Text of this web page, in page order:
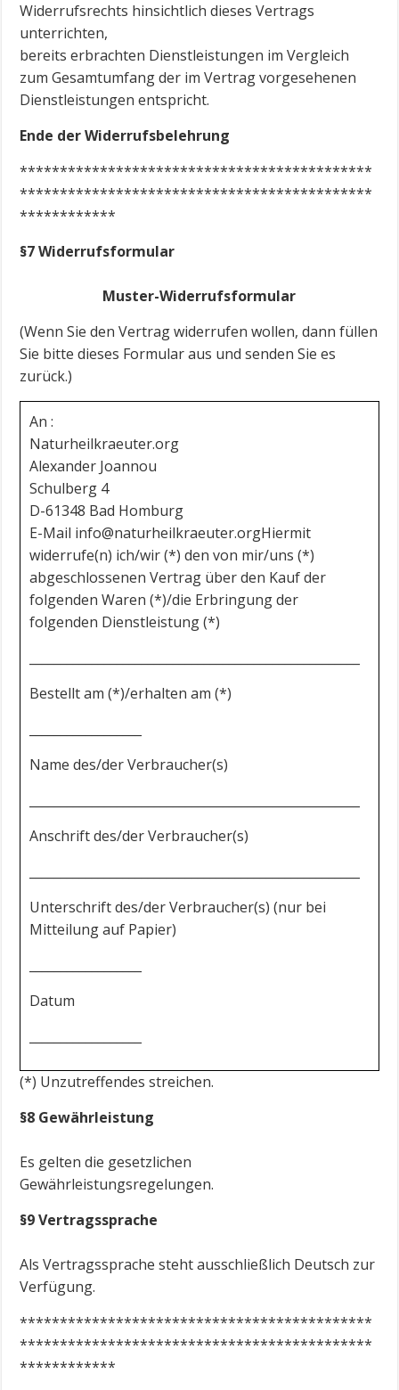
Widerrufsrechts hinsichtlich dieses Vertrags
unterrichten,
bereits erbrachten Dienstleistungen im Vergleich
zum Gesamtumfang der im Vertrag vorgesehenen
Dienstleistungen entspricht.
Ende der Widerrufsbelehrung
********************************************
********************************************
************
§7 Widerrufsformular
Muster-Widerrufsformular
(Wenn Sie den Vertrag widerrufen wollen, dann füllen
Sie bitte dieses Formular aus und senden Sie es
zurück.)
An :
Naturheilkraeuter.org
Alexander Joannou
Schulberg 4
D-61348 Bad Homburg
E-Mail info@naturheilkraeuter.orgHiermit
widerrufe(n) ich/wir (*) den von mir/uns (*)
abgeschlossenen Vertrag über den Kauf der
folgenden Waren (*)/die Erbringung der
folgenden Dienstleistung (*)
Bestellt am (*)/erhalten am (*)
Name des/der Verbraucher(s)
Anschrift des/der Verbraucher(s)
Unterschrift des/der Verbraucher(s) (nur bei
Mitteilung auf Papier)
Datum
(*) Unzutreffendes streichen.
§8 Gewährleistung
Es gelten die gesetzlichen
Gewährleistungsregelungen.
§9 Vertragssprache
Als Vertragssprache steht ausschließlich Deutsch zur
Verfügung.
********************************************
********************************************
************